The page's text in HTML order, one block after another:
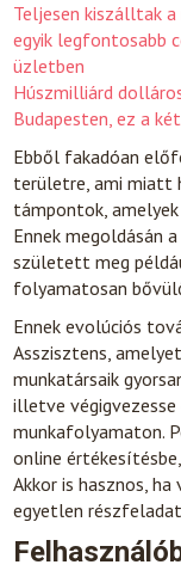
Teljesen kiszálltak
egyik legfontosabb
üzletben
Húszmilliárd
Budapesten, ez a
Ebből fakadóan
területre, ami miatt
támpontok,
Ennek megoldásán
született meg
folyamatosan
Ennek evolúciós
Asszisztens,
munkatársaik
illetve
munkafolyamaton.
online
Akkor is hasznos, ha
egyetlen